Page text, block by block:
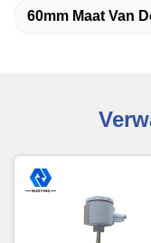
60mm Maat Van